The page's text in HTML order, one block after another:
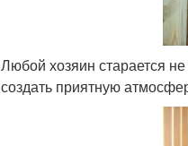
Любой хозяин старается
создать приятную